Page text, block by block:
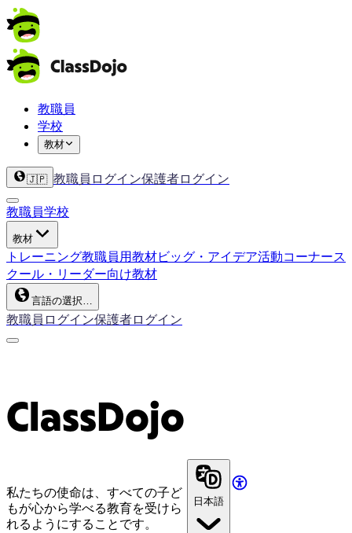
教職員
学校
教材
🇯🇵 教職員ログイン保護者ログイン
教職員学校
教材
トレーニング教職員用教材ビッグ・アイデア活動コーナース
クール・リーダー向け教材
言語の選択…
教職員ログイン保護者ログイン
ClassDojo
私たちの使命は、すべての子ど
もが心から学べる教育を受けら
れるようにすることです。
日本語